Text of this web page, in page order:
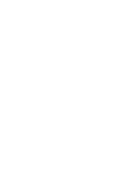
La entidad social organiza
agosto en Algeciras para